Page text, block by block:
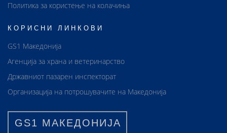
Политика за користење на колачиња
КОРИСНИ ЛИНКОВИ
GS1 Македонија
Агенција за храна и ветеринарство
Државниот пазарен инспекторат
Организација на потрошувачите на Македонија
GS1 МАКЕДОНИЈА